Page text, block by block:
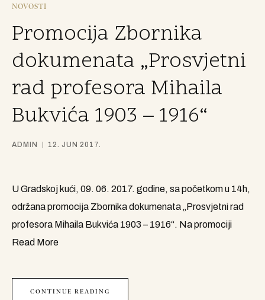
NOVOSTI
Promocija Zbornika
dokumenata „Prosvjetni
rad profesora Mihaila
Bukvića 1903 – 1916“
ADMIN 12. JUN 2017.
U Gradskoj kući, 09. 06. 2017. godine, sa početkom u 14h,
održana promocija Zbornika dokumenata „Prosvjetni rad
profesora Mihaila Bukvića 1903 – 1916“. Na promociji
Read More
CONTINUE READING